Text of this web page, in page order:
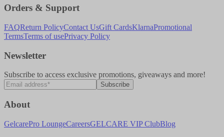
Orders & Support
FAQReturn PolicyContact UsGift CardsKlarnaPromotional
TermsTerms of usePrivacy Policy
Newsletter
Subscribe to access exclusive promotions, giveaways and more!
Subscribe
About
GelcarePro LoungeCareersGELCARE VIP ClubBlog